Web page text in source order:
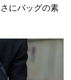
にバッグの素